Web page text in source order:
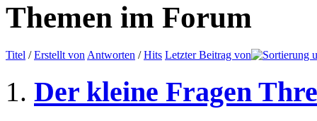
Themen im Forum
Titel /Erstellt von Antworten /Hits Letzter Beitrag von
Der kleine Fragen